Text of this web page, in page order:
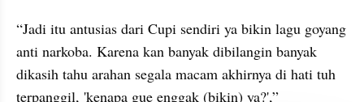
“Jadi itu antusias dari Cupi sendiri ya bikin lagu goyang
anti narkoba. Karena kan banyak dibilangin banyak
dikasih tahu arahan segala macam akhirnya di hati tuh
terpanggil, 'kenapa gue enggak (bikin) ya?',”